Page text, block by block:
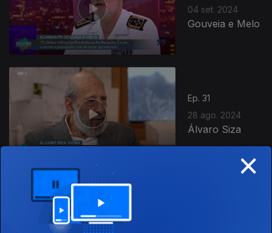
04 set. 2024
Gouveia e Melo
Ep. 31
28 ago. 2024
Álvaro Siza
×